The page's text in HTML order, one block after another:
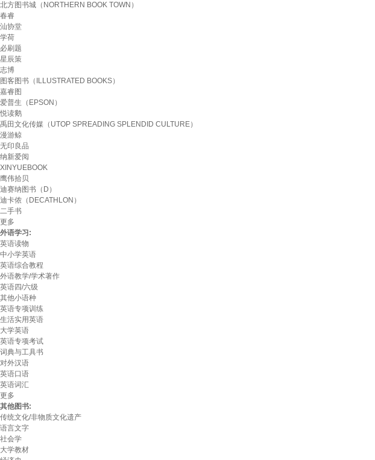
北方图书城（NORTHERN BOOK TOWN）
春睿
汕协堂
学荷
必刷题
星辰策
志博
图客图书（ILLUSTRATED BOOKS）
嘉睿图
爱普生（EPSON）
悦读鹅
禹田文化传媒（UTOP SPREADING SPLENDID CULTURE）
漫游鲸
无印良品
纳新爱阅
XINYUEBOOK
鹰伟拾贝
迪赛纳图书（D）
迪卡侬（DECATHLON）
二手书
更多
外语学习:
英语读物
中小学英语
英语综合教程
外语教学/学术著作
英语四/六级
其他小语种
英语专项训练
生活实用英语
大学英语
英语专项考试
词典与工具书
对外汉语
英语口语
英语词汇
更多
其他图书:
传统文化/非物质文化遗产
语言文字
社会学
大学教材